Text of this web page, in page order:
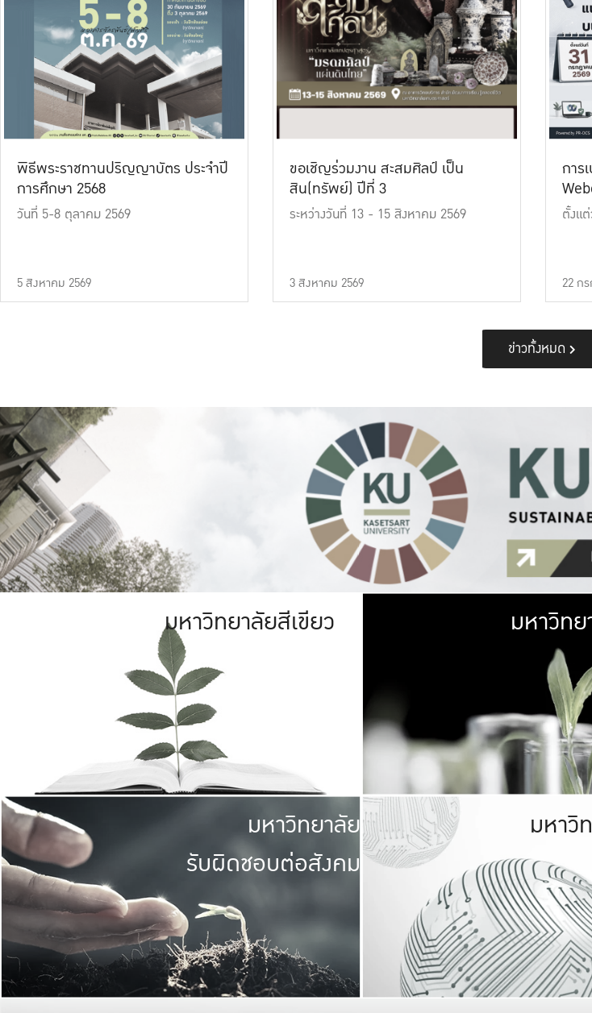
พิธีพระราชทานปริญญาบัตร ประจำปี
การศึกษา 2568
วันที่ 5-8 ตุลาคม 2569
5 สิงหาคม 2569
ขอเชิญร่วมงาน สะสมศิลป์ เป็น
สิน(ทรัพย์) ปีที่ 3
ระหว่างวันที่ 13 - 15 สิงหาคม 2569
3 สิงหาคม 2569
การ
ตั้งแ
22 ก
ข่าวทั้งหมด
มหาวิทยาลัยสีเขียว
เก
มหาวิท
มหาวิทยาลัย
รับผิดชอบต่อสังคม
มหาวิท
มหาวิ